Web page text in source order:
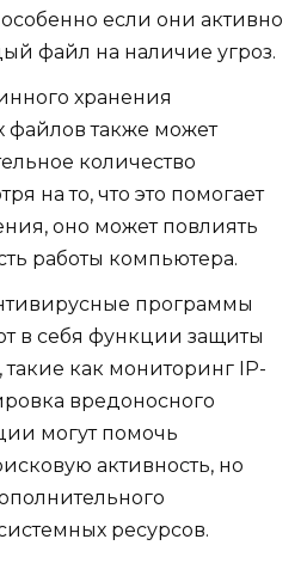
если они активно
файл на наличие угроз.
хранения
файлов также может
количество
на то, что это помогает
оно может повлиять
работы компьютера.
программы
в себя функции защиты
такие как мониторинг IP-
вредоносного
могут помочь
активность, но
ресурсов.